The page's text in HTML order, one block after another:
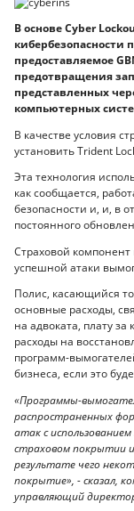
В основе Cyber
кибербезопасности
предоставляемое
предотвращения
представленных
компьютерных
В качестве условия
установить Trident
Эта технология
как сообщается,
безопасности и, и, в
постоянного
Страховой
успешной атаки
Полис, касающийся
основные расходы,
на адвоката, плату
расходы на
программ-
бизнеса, если это
«Программы-
распространенных
атак с
страховом покрытии
результате чего
покрытие», - сказал,
управляющий